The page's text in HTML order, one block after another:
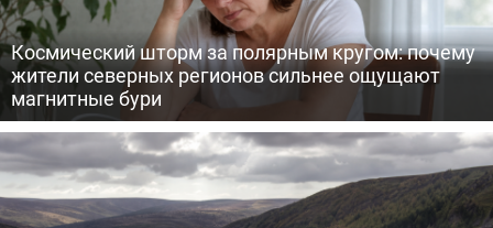
Космический шторм за полярным кругом: почему
жители северных регионов сильнее ощущают
магнитные бури